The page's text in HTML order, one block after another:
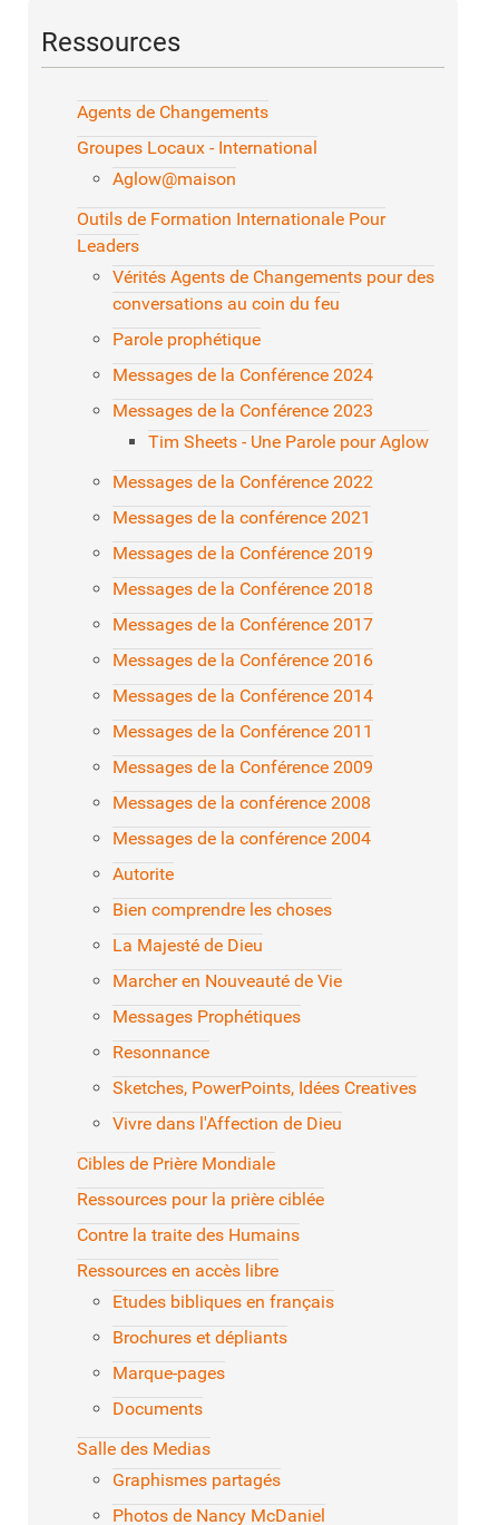
Ressources
Agents de Changements
Groupes Locaux - International
Aglow@maison
Outils de Formation Internationale Pour
Leaders
Vérités Agents de Changements pour des
conversations au coin du feu
Parole prophétique
Messages de la Conférence 2024
Messages de la Conférence 2023
Tim Sheets - Une Parole pour Aglow
Messages de la Conférence 2022
Messages de la conférence 2021
Messages de la Conférence 2019
Messages de la Conférence 2018
Messages de la Conférence 2017
Messages de la Conférence 2016
Messages de la Conférence 2014
Messages de la Conférence 2011
Messages de la Conférence 2009
Messages de la conférence 2008
Messages de la conférence 2004
Autorite
Bien comprendre les choses
La Majesté de Dieu
Marcher en Nouveauté de Vie
Messages Prophétiques
Resonnance
Sketches, PowerPoints, Idées Creatives
Vivre dans l'Affection de Dieu
Cibles de Prière Mondiale
Ressources pour la prière ciblée
Contre la traite des Humains
Ressources en accès libre
Etudes bibliques en français
Brochures et dépliants
Marque-pages
Documents
Salle des Medias
Graphismes partagés
Photos de Nancy McDaniel